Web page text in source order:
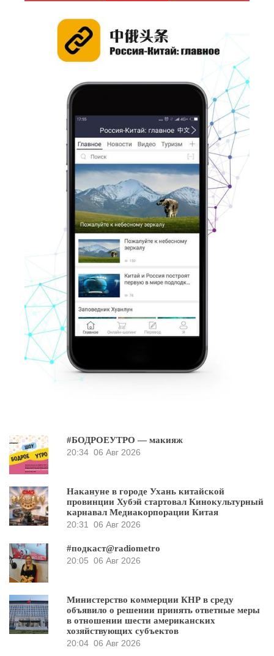
#БОДРОЕУТРО — макияж
20:34 06 Авг 2026
Накануне в городе Ухань китайской
провинции Хубэй стартовал Кинокультурный
карнавал Медиакорпорации Китая
20:31
06 Авг 2026
#подкаст@radiometro
20:05 06 Авг 2026
Министерство коммерции КНР в среду
объявило о решении принять ответные меры
в отношении шести американских
хозяйствующих субъектов
20:04 06 Авг 2026